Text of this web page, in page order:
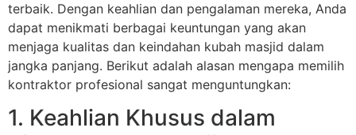
terbaik. Dengan keahlian dan pengalaman mereka, Anda
dapat menikmati berbagai keuntungan yang akan
menjaga kualitas dan keindahan kubah masjid dalam
jangka panjang. Berikut adalah alasan mengapa memilih
kontraktor profesional sangat menguntungkan:
1. Keahlian Khusus dalam